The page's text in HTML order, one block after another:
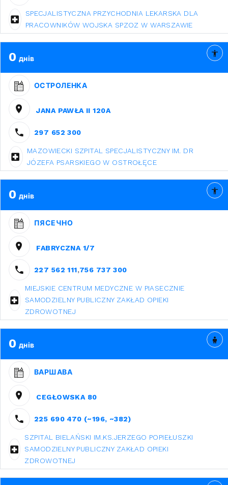
SPECJALISTYCZNA PRZYCHODNIA LEKARSKA DLA
PRACOWNIKÓW WOJSKA SPZOZ W WARSZAWIE
0 днів
ОСТРОЛЕНКА
JANA PAWŁA II 120A
297 652 300
MAZOWIECKI SZPITAL SPECJALISTYCZNY IM. DR
JÓZEFA PSARSKIEGO W OSTROŁĘCE
0 днів
ПЯСЕЧНО
FABRYCZNA 1/7
227 562 111,756 737 300
MIEJSKIE CENTRUM MEDYCZNE W PIASECZNIE
SAMODZIELNY PUBLICZNY ZAKŁAD OPIEKI
ZDROWOTNEJ
0 днів
ВАРШАВА
CEGŁOWSKA 80
225 690 470 (~196, ~382)
SZPITAL BIELAŃSKI IM.KS.JERZEGO POPIEŁUSZKI
SAMODZIELNY PUBLICZNY ZAKŁAD OPIEKI
ZDROWOTNEJ